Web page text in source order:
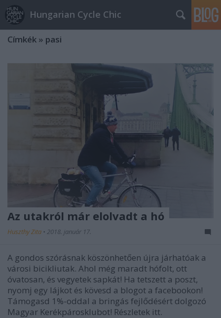
Hungarian Cycle Chic
Címkék » pasi
Az utakról már elolvadt a hó
Huszthy Zita • 2018. január 17.
A gondos szórásnak köszönhetően újra járhatóak a
városi bicikliutak. Ahol még maradt hófolt, ott
óvatosan, és vegyetek sapkát! Ha tetszett a poszt,
nyomj egy lájkot és kövesd a blogot a facebookon!
Támogasd 1%-oddal a bringás fejlődésért dolgozó
Magyar Kerékpárosklubot! Részletek itt.